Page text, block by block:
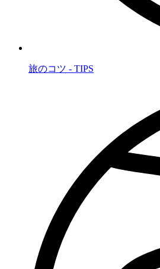
旅のコツ - TIPS